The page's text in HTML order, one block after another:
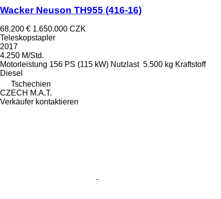
Wacker Neuson TH955 (416-16)
68.200 € 1.650.000 CZK
Teleskopstapler
2017
4.250 M/Std.
Motorleistung 156 PS (115 kW) Nutzlast 5.500 kg Kraftstoff
Diesel
Tschechien
CZECH M.A.T.
Verkäufer kontaktieren